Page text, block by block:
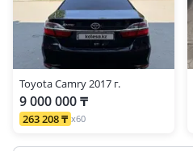
Toyota Camry 2017 г.
9 000 000 ₸
263 208 ₸ x60